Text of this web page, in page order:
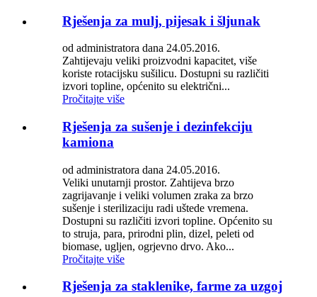
Rješenja za mulj, pijesak i šljunak
od administratora dana 24.05.2016.
Zahtijevaju veliki proizvodni kapacitet, više
koriste rotacijsku sušilicu. Dostupni su različiti
izvori topline, općenito su električni...
Pročitajte više
Rješenja za sušenje i dezinfekciju
kamiona
od administratora dana 24.05.2016.
Veliki unutarnji prostor. Zahtijeva brzo
zagrijavanje i veliki volumen zraka za brzo
sušenje i sterilizaciju radi uštede vremena.
Dostupni su različiti izvori topline. Općenito su
to struja, para, prirodni plin, dizel, peleti od
biomase, ugljen, ogrjevno drvo. Ako...
Pročitajte više
Rješenja za staklenike, farme za uzgoj